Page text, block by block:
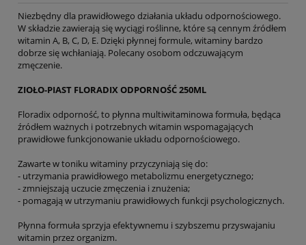
Niezbędny dla prawidłowego działania układu odpornościowego.
W składzie zawierają się wyciągi roślinne, które są cennym źródłem
witamin A, B, C, D, E. Dzięki płynnej formule, witaminy bardzo
dobrze się wchłaniają. Polecany osobom odczuwającym
zmęczenie.
ZIOŁO-PIAST FLORADIX ODPORNOŚĆ 250ML
Floradix odporność, to płynna multiwitaminowa formuła, będąca
źródłem ważnych i potrzebnych witamin wspomagających
prawidłowe funkcjonowanie układu odpornościowego.
Zawarte w toniku witaminy przyczyniają się do:
- utrzymania prawidłowego metabolizmu energetycznego;
- zmniejszają uczucie zmęczenia i znużenia;
- pomagają w utrzymaniu prawidłowych funkcji psychologicznych.
Płynna formuła sprzyja efektywnemu i szybszemu przyswajaniu
witamin przez organizm.